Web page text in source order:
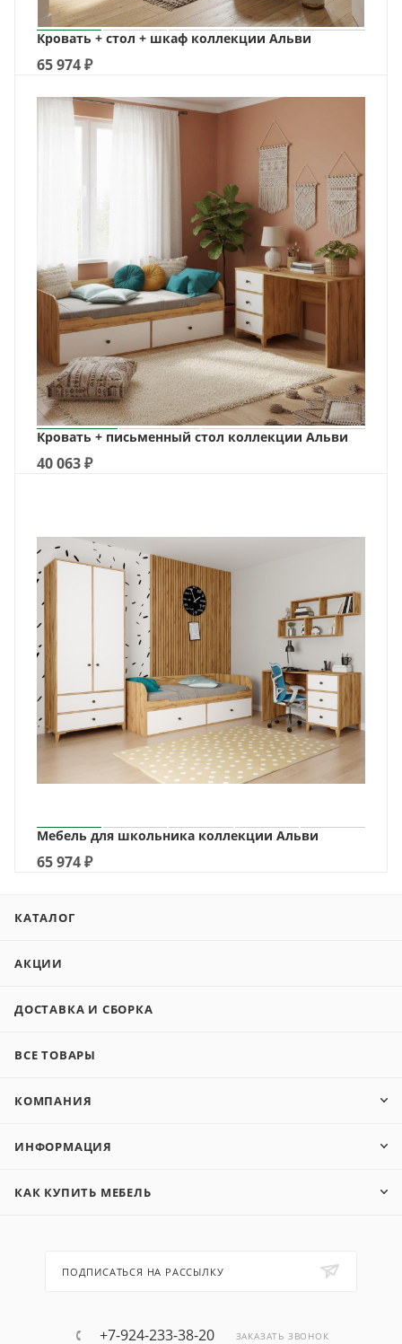
Кровать + стол + шкаф коллекции Альви
65 974₽
Кровать + письменный стол коллекции Альви
40 063₽
Мебель для школьника коллекции Альви
65 974₽
КАТАЛОГ
АКЦИИ
ДОСТАВКА И СБОРКА
ВСЕ ТОВАРЫ
КОМПАНИЯ
ИНФОРМАЦИЯ
КАК КУПИТЬ МЕБЕЛЬ
ПОДПИСАТЬСЯ НА РАССЫЛКУ
+7-924-233-38-20 ЗАКАЗАТЬ ЗВОНОК